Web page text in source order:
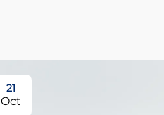
21
Oct